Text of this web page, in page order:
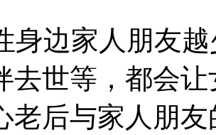
家人朋友越
去世等，都会
老后与家人朋